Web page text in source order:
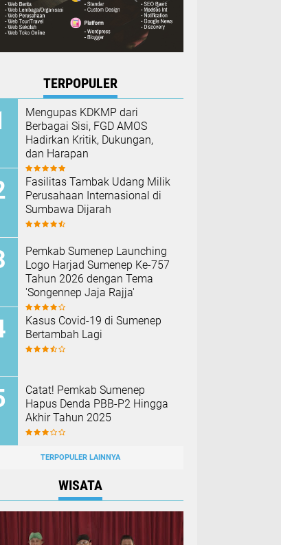
TERPOPULER
Mengupas KDKMP dari
Berbagai Sisi, FGD AMOS
Hadirkan Kritik, Dukungan,
dan Harapan
Fasilitas Tambak Udang Milik
Perusahaan Internasional di
Sumbawa Dijarah
Pemkab Sumenep Launching
Logo Harjad Sumenep Ke-757
Tahun 2026 dengan Tema
'Songennep Jaja Rajja'
Kasus Covid-19 di Sumenep
Bertambah Lagi
Catat! Pemkab Sumenep
Hapus Denda PBB-P2 Hingga
Akhir Tahun 2025
TERPOPULER LAINNYA
WISATA